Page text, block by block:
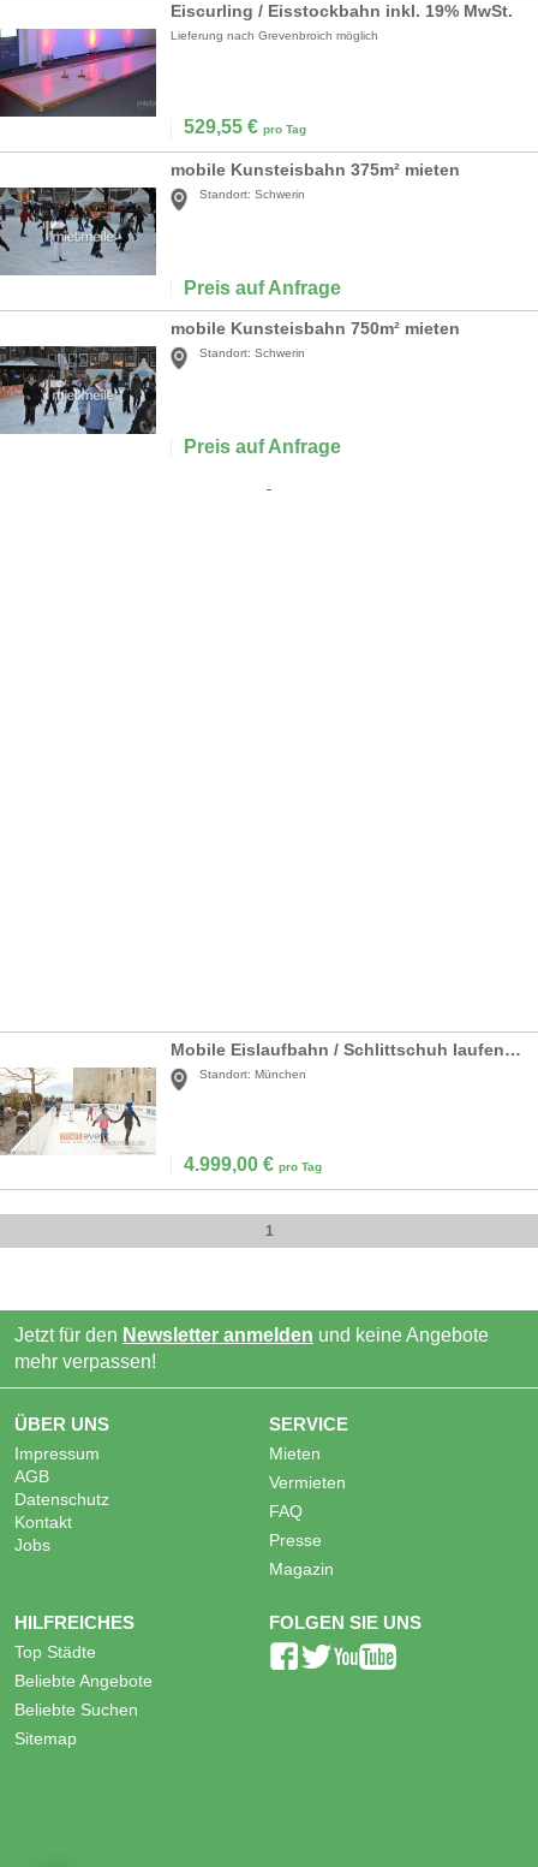
Eiscurling / Eisstockbahn inkl. 19% MwSt.
Lieferung nach Grevenbroich möglich
529,55 € pro Tag
mobile Kunsteisbahn 375m² mieten
Standort: Schwerin
Preis auf Anfrage
mobile Kunsteisbahn 750m² mieten
Standort: Schwerin
Preis auf Anfrage
Mobile Eislaufbahn / Schlittschuh laufen mieten
Standort: München
4.999,00 € pro Tag
1
Jetzt für den Newsletter anmelden und keine Angebote
mehr verpassen!
ÜBER UNS
Impressum
AGB
Datenschutz
Kontakt
Jobs
SERVICE
Mieten
Vermieten
FAQ
Presse
Magazin
HILFREICHES
Top Städte
Beliebte Angebote
Beliebte Suchen
Sitemap
FOLGEN SIE UNS